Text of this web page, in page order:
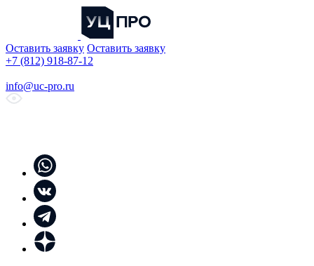
Оставить заявку Оставить заявку
+7 (812) 918-87-12
info@uc-pro.ru